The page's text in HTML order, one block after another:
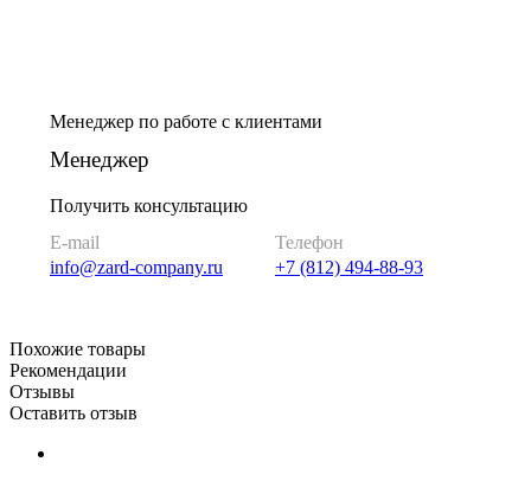
Менеджер по работе с клиентами
Менеджер
Получить консультацию
E-mail
info@zard-company.ru
Телефон
+7 (812) 494-88-93
Похожие товары
Рекомендации
Отзывы
Оставить отзыв